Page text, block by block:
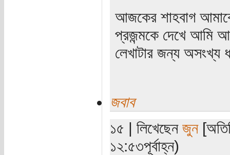
আজকের শাহবাগ
প্রজন্মকে দেখে আমি
লেখাটার জন্য অসংখ্য
জবাব
১৫ | লিখেছেন জুন
১২:৫৩পূর্বাহ্ন)